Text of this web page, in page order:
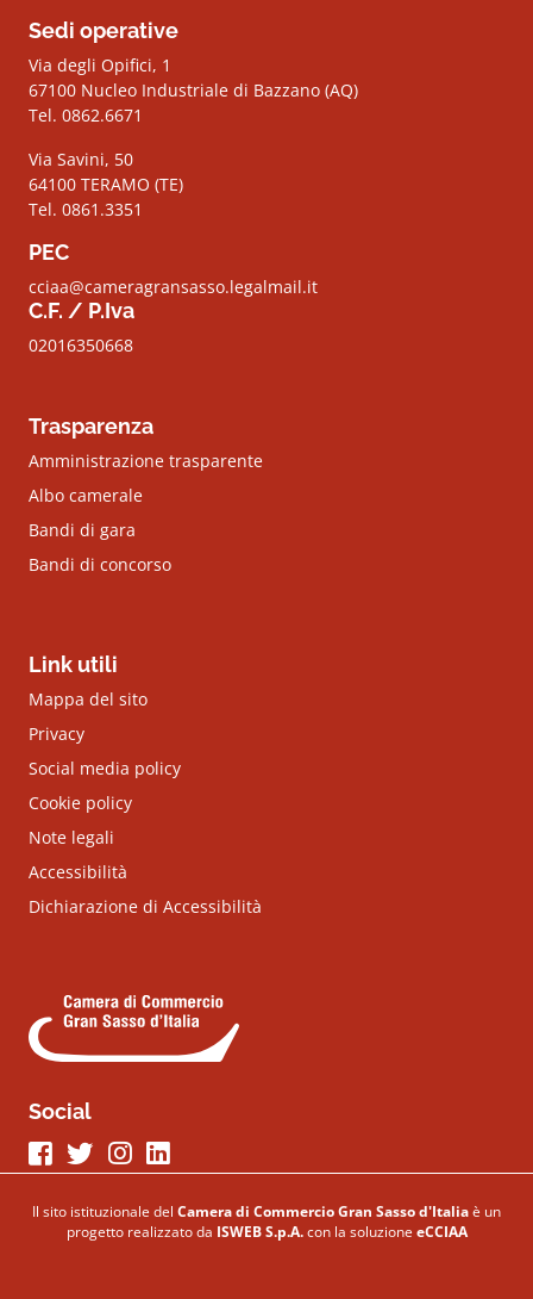
Sedi operative
Via degli Opifici, 1
67100 Nucleo Industriale di Bazzano (AQ)
Tel. 0862.6671
Via Savini, 50
64100 TERAMO (TE)
Tel. 0861.3351
PEC
cciaa@cameragransasso.legalmail.it
C.F. / P.Iva
02016350668
Trasparenza
Amministrazione trasparente
Albo camerale
Bandi di gara
Bandi di concorso
Link utili
Mappa del sito
Privacy
Social media policy
Cookie policy
Note legali
Accessibilità
Dichiarazione di Accessibilità
Social
Seguici su Facebook
Seguici su Twitter
Seguici su Instagram
Seguici su LinkeIn
Il sito istituzionale del Camera di Commercio Gran Sasso d'Italia è un
progetto realizzato da ISWEB S.p.A. con la soluzione eCCIAA